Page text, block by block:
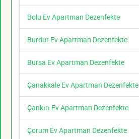
Bolu Ev Apartman Dezenfekte
Burdur Ev Apartman Dezenfekte
Bursa Ev Apartman Dezenfekte
Çanakkale Ev Apartman Dezenfekte
Çankırı Ev Apartman Dezenfekte
Çorum Ev Apartman Dezenfekte